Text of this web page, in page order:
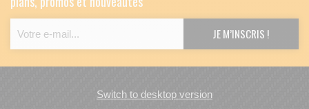
Switch to desktop version